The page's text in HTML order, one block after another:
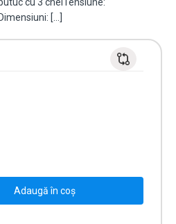
cu 3 cheiTensiune:
[…]
Adaugă în coș